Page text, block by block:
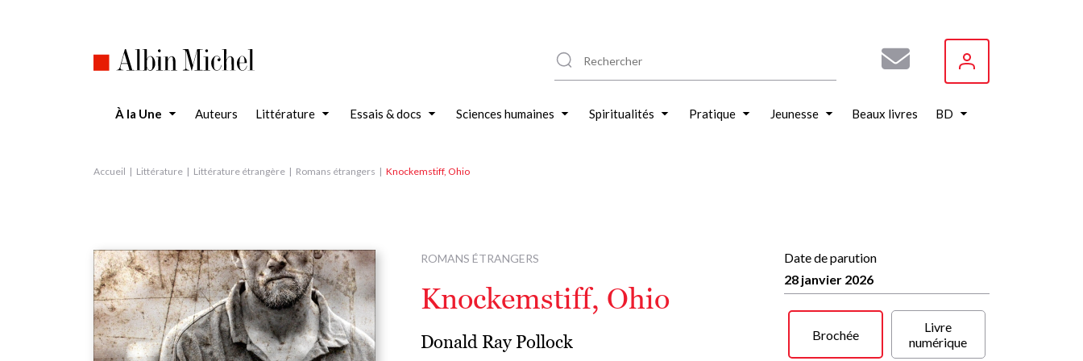
À la Une Auteurs Littérature Essais & docs Sciences humaines Spiritualités Pratique Jeunesse Beaux livres BD
Accueil Littérature Littérature étrangère Romans étrangers Knockemstiff, Ohio
ROMANS ÉTRANGERS
Knockemstiff, Ohio
Donald Ray Pollock
Date de parution
28 janvier 2026
Brochée
Livre
numérique